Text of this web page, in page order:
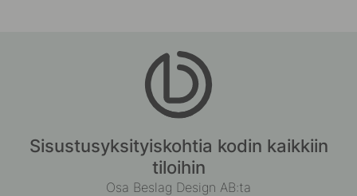
Sisustusyksityiskohtia kodin kaikkiin
tiloihin
Osa Beslag Design AB:ta